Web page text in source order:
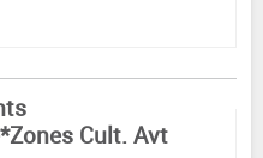
Cult. Avt